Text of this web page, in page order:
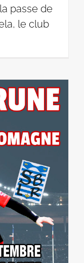
passe de
le club